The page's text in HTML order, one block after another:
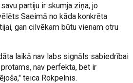
partiju ir skumja ziņa, jo
Saeimā no kāda konkrēta
gan cilvēkam būtu vienam otru
laikā nav labs signāls sabiedrībai
nav perfekta, bet ir
teica Rokpelnis.